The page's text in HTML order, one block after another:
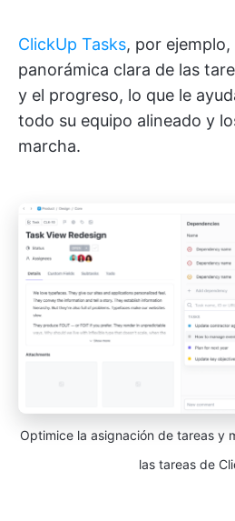
ClickUp Tasks, por
panorámica clara de las
y el progreso, lo que le
todo su equipo alineado y
marcha.
Optimice la asignación de tareas y
las tareas de